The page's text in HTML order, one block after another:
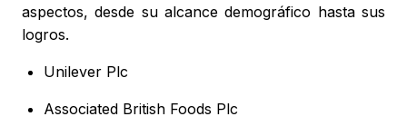
aspectos, desde su alcance demográfico hasta sus
logros.
Unilever Plc
Associated British Foods Plc